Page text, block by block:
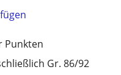
Punkten
Gr. 86/92